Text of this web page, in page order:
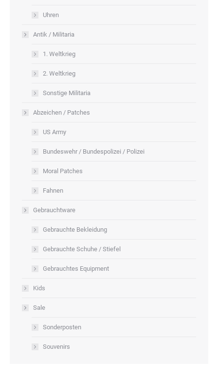
Uhren
Antik / Militaria
1. Weltkrieg
2. Weltkrieg
Sonstige Militaria
Abzeichen / Patches
US Army
Bundeswehr / Bundespolizei / Polizei
Moral Patches
Fahnen
Gebrauchtware
Gebrauchte Bekleidung
Gebrauchte Schuhe / Stiefel
Gebrauchtes Equipment
Kids
Sale
Sonderposten
Souvenirs